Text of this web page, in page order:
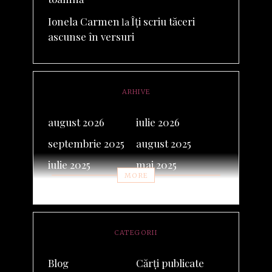
Ionela Carmen laÎți scriu tăceri
ascunse în versuri
ARHIVE
august 2026
iulie 2026
septembrie 2025
august 2025
iulie 2025
mai 2025
septembrie 2024
iunie 2024
noiembrie 2023
octombrie 2023
mai 2023
MORE
CATEGORII
Blog
Cărți publicate